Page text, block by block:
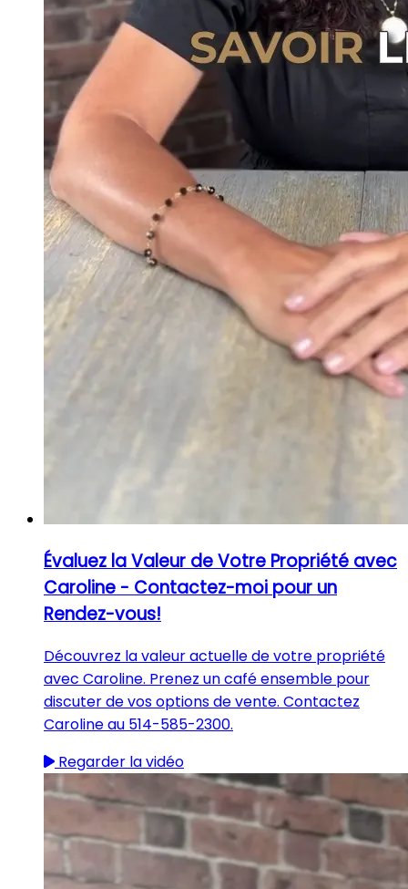
Évaluez la Valeur de Votre Propriété avec
Caroline - Contactez-moi pour un
Rendez-vous!
Découvrez la valeur actuelle de votre propriété
avec Caroline. Prenez un café ensemble pour
discuter de vos options de vente. Contactez
Caroline au 514-585-2300.
Regarder la vidéo